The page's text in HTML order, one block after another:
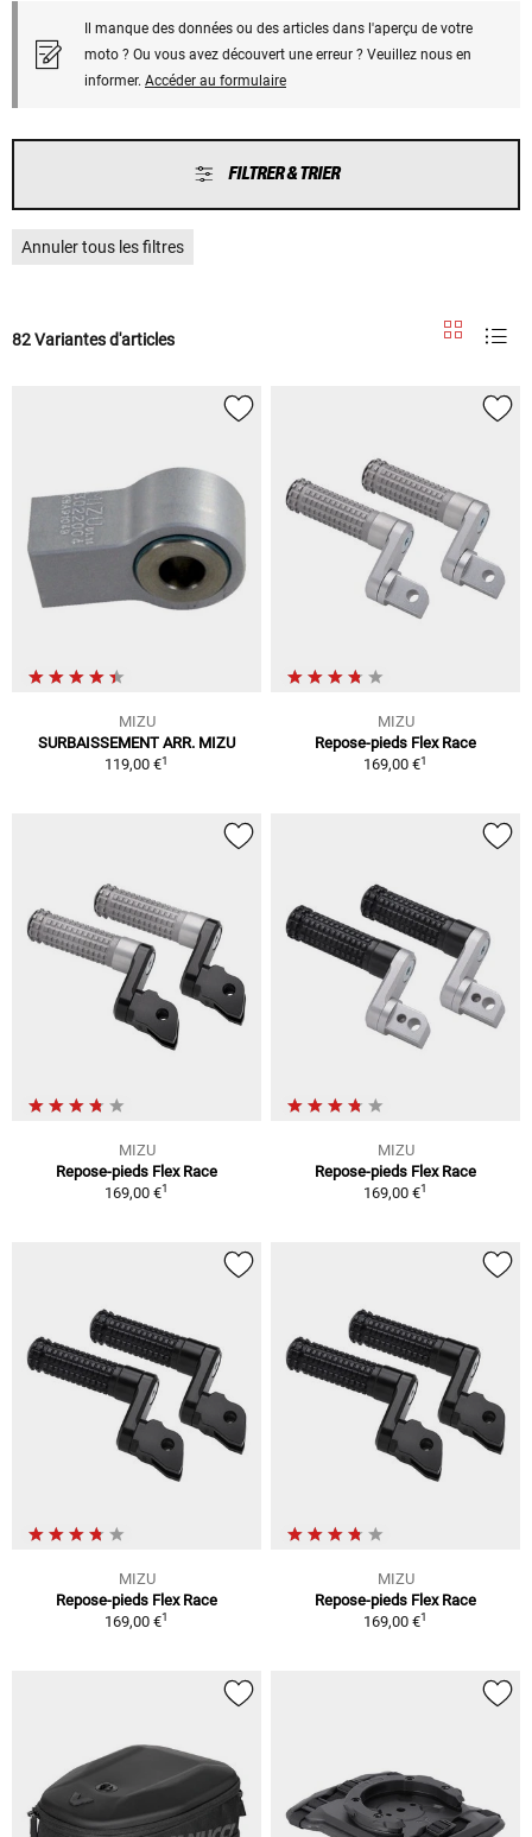
Il manque des données ou des articles dans l'aperçu de votre
moto ? Ou vous avez découvert une erreur ? Veuillez nous en
informer. Accéder au formulaire
FILTRER & TRIER
Annuler tous les filtres
82 Variantes d'articles
MIZU
SURBAISSEMENT ARR. MIZU
119,00 €1
MIZU
Repose-pieds Flex Race
169,00 €1
MIZU
Repose-pieds Flex Race
169,00 €1
MIZU
Repose-pieds Flex Race
169,00 €1
MIZU
Repose-pieds Flex Race
169,00 €1
MIZU
Repose-pieds Flex Race
169,00 €1